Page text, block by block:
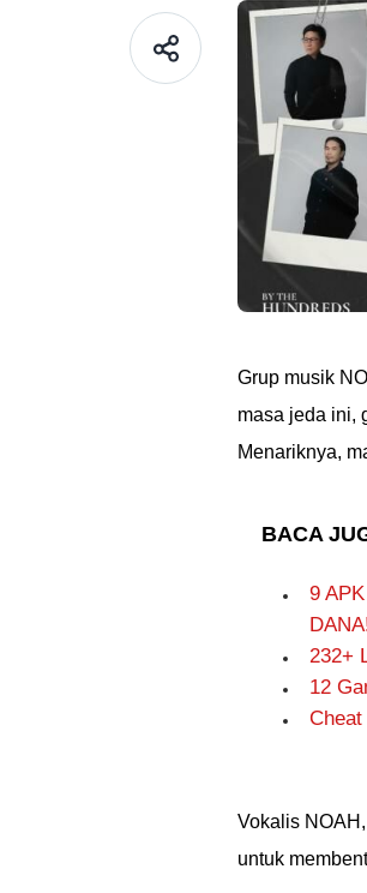
Grup musik
masa jeda ini,
Menariknya,
BACA
9
232+
12
Cheat
Vokalis
untuk